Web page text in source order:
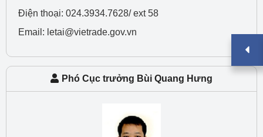
Điện thoại: 024.3934.7628/ ext 58
Email: letai@vietrade.gov.vn
Phó Cục trưởng Bùi Quang Hưng